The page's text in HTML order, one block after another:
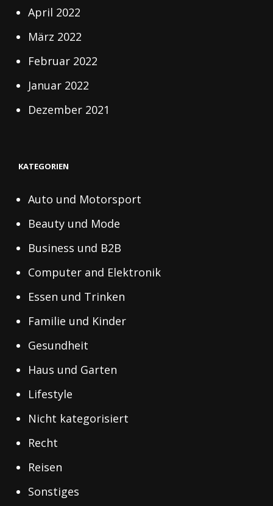
April 2022
März 2022
Februar 2022
Januar 2022
Dezember 2021
KATEGORIEN
Auto und Motorsport
Beauty und Mode
Business und B2B
Computer and Elektronik
Essen und Trinken
Familie und Kinder
Gesundheit
Haus und Garten
Lifestyle
Nicht kategorisiert
Recht
Reisen
Sonstiges